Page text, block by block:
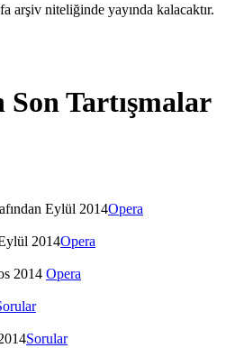
arşiv niteliğinde yayında kalacaktır.
Tartışmalar
Eylül 2014Opera
2014Opera
2014 Opera
Sorular